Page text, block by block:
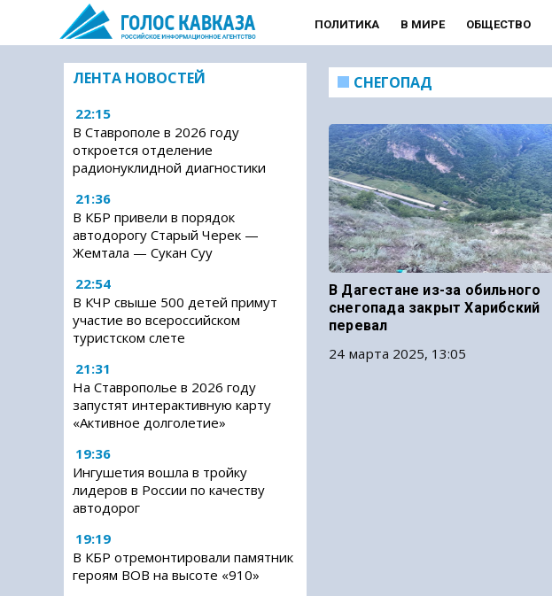
ПОЛИТИКА В МИРЕ ОБЩЕСТВО
ЛЕНТА НОВОСТЕЙ
22:15
В Ставрополе в 2026 году
откроется отделение
радионуклидной диагностики
21:36
В КБР привели в порядок
автодорогу Старый Черек —
Жемтала — Сукан Суу
22:54
В КЧР свыше 500 детей примут
участие во всероссийском
туристском слете
21:31
На Ставрополье в 2026 году
запустят интерактивную карту
«Активное долголетие»
19:36
Ингушетия вошла в тройку
лидеров в России по качеству
автодорог
19:19
В КБР отремонтировали памятник
героям ВОВ на высоте «910»
СНЕГОПАД
В Дагестане из-за обильного
снегопада закрыт Харибский
перевал
24 марта 2025, 13:05